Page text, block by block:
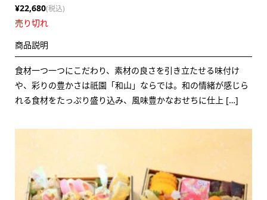
¥22,680(税込)
売り切れ
商品説明
食材一つ一つにこだわり、素材の良さを引き立たせる味付け
や、彩りの豊かさは祇園「和山」ならでは。和の情緒が感じら
れる食材をたっぷり盛り込み、風味豊かなおせちに仕上 […]